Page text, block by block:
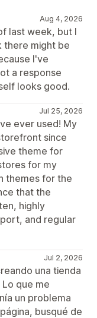
Aug 4, 2026
last week, but I
there might be
I've
a response
looks good.
Jul 25, 2026
ever used! My
since
theme for
for my
themes for the
that the
highly
and regular
Jul 2, 2026
una tienda
que me
un problema
busqué de